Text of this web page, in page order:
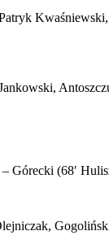
Kwaśniewski,
Górecki (68′